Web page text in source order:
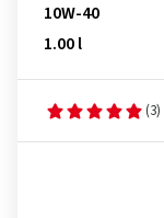
10W-40
1.00 l
(3)